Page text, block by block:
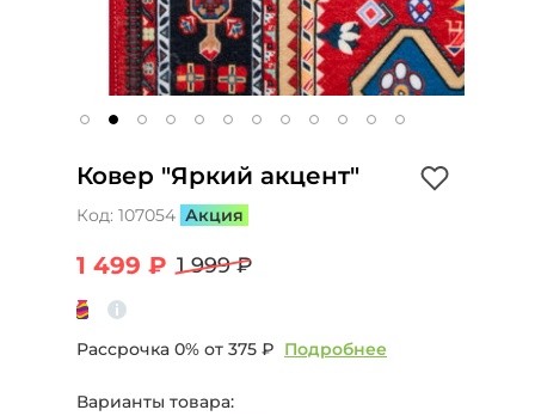
Ковер "Яркий акцент"
Код: 107054 Акция
1 499 ₽ 1 999 ₽
Рассрочка 0% от 375 ₽ Подробнее
Варианты товара: